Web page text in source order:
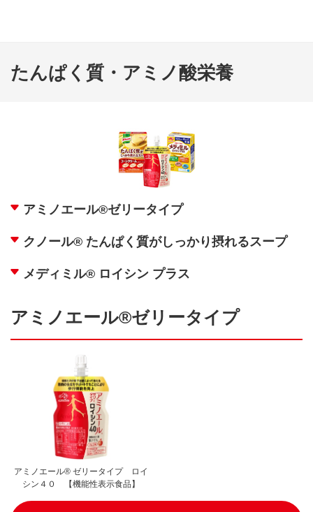
たんぱく質・アミノ酸栄養
アミノエール®ゼリータイプ
クノール® たんぱく質がしっかり摂れるスープ
メディミル® ロイシン プラス
アミノエール®ゼリータイプ
アミノエール® ゼリータイプ ロイ
シン４０ 【機能性表示食品】